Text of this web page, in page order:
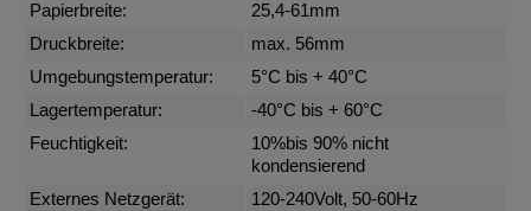
Papierbreite:
25,4-61mm
Druckbreite:
max. 56mm
Umgebungstemperatur:
5°C bis + 40°C
Lagertemperatur:
-40°C bis + 60°C
Feuchtigkeit:
10%bis 90% nicht
kondensierend
Externes Netzgerät:
120-240Volt, 50-60Hz